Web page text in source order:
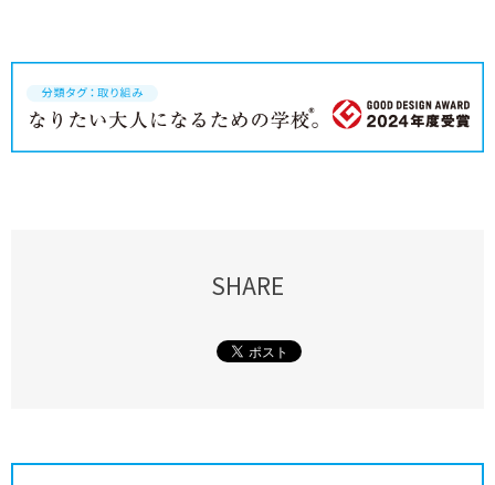
SHARE